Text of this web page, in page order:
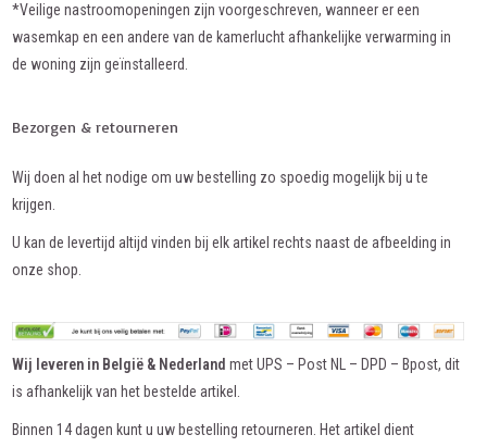
*Veilige nastroomopeningen zijn voorgeschreven, wanneer er een
wasemkap en een andere van de kamerlucht afhankelijke verwarming in
de woning zijn geïnstalleerd.
Bezorgen & retourneren
Wij doen al het nodige om uw bestelling zo spoedig mogelijk bij u te
krijgen.
U kan de levertijd altijd vinden bij elk artikel rechts naast de afbeelding in
onze shop.
Wij leveren in België & Nederland met UPS – Post NL – DPD – Bpost, dit
is afhankelijk van het bestelde artikel.
Binnen 14 dagen kunt u uw bestelling retourneren. Het artikel dient